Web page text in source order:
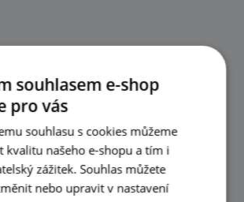
souhlasem e-shop
pro vás
souhlasu s cookies můžeme
kvalitu našeho e-shopu a tím i
zážitek. Souhlas můžete
nebo upravit v nastavení